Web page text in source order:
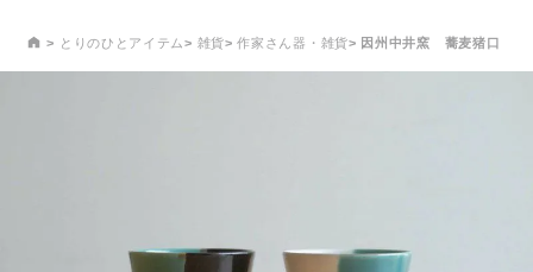
とりのひとアイテム 雑貨 作家さん器・雑貨 因州中井窯 蕎麦猪口